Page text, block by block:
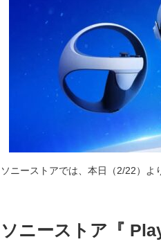
ソニーストアでは、本日（2/22）よ
ソニーストア『